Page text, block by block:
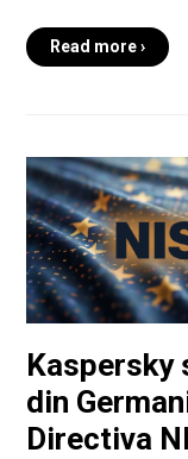
Read more ›
Kaspersky
din
Directiva